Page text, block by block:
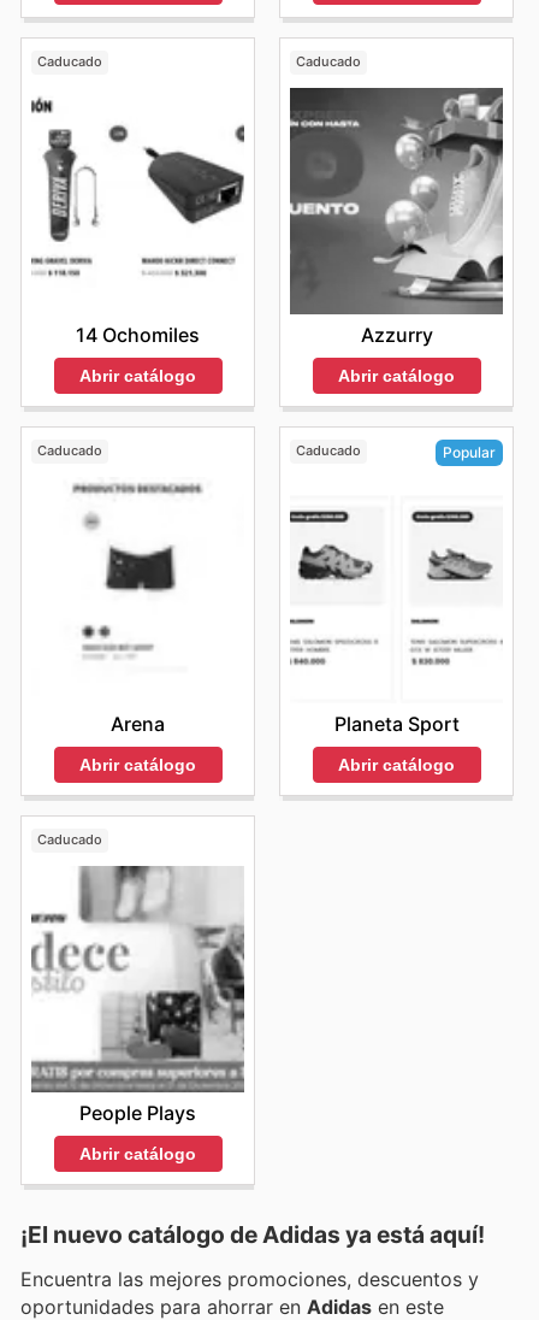
Caducado
14 Ochomiles
Abrir catálogo
Caducado
Azzurry
Abrir catálogo
Caducado
Arena
Abrir catálogo
Caducado Popular
Planeta Sport
Abrir catálogo
Caducado
People Plays
Abrir catálogo
¡El nuevo catálogo de Adidas ya está aquí!
Encuentra las mejores promociones, descuentos y
oportunidades para ahorrar en Adidas en este